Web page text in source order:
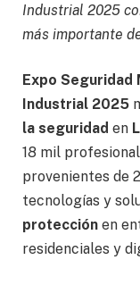
Industrial 2025
más importante
Expo Seguridad
Industrial 2025
la seguridad en
18 mil
provenientes de
tecnologías y
protección en
residenciales y